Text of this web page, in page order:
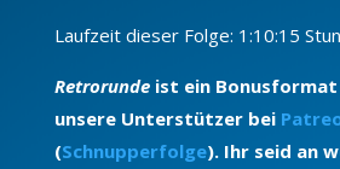
Laufzeit dieser Folge: 1:10:15
Retrorunde ist ein
unsere Unterstützer bei
(Schnupperfolge). Ihr seid an